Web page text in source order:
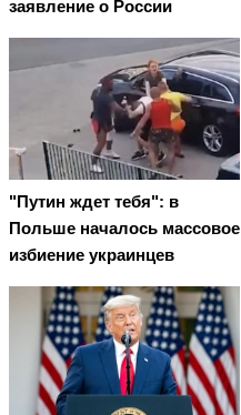
заявление о России
"Путин ждет тебя": в
Польше началось массовое
избиение украинцев